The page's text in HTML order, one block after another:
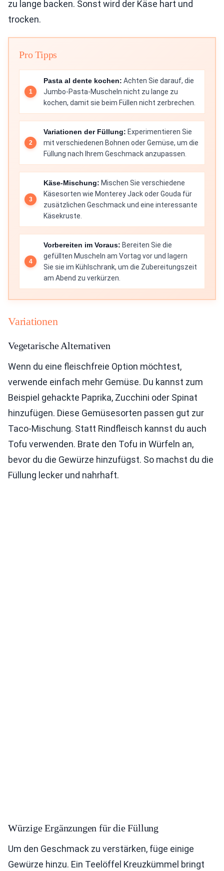
zu lange backen. Sonst wird der Käse hart und
trocken.
Pro Tipps
Pasta al dente kochen: Achten Sie darauf, die
Jumbo-Pasta-Muscheln nicht zu lange zu
kochen, damit sie beim Füllen nicht zerbrechen.
Variationen der Füllung: Experimentieren Sie
mit verschiedenen Bohnen oder Gemüse, um die
Füllung nach Ihrem Geschmack anzupassen.
Käse-Mischung: Mischen Sie verschiedene
Käsesorten wie Monterey Jack oder Gouda für
zusätzlichen Geschmack und eine interessante
Käsekruste.
Vorbereiten im Voraus: Bereiten Sie die
gefüllten Muscheln am Vortag vor und lagern
Sie sie im Kühlschrank, um die Zubereitungszeit
am Abend zu verkürzen.
Variationen
Vegetarische Alternativen
Wenn du eine fleischfreie Option möchtest,
verwende einfach mehr Gemüse. Du kannst zum
Beispiel gehackte Paprika, Zucchini oder Spinat
hinzufügen. Diese Gemüsesorten passen gut zur
Taco-Mischung. Statt Rindfleisch kannst du auch
Tofu verwenden. Brate den Tofu in Würfeln an,
bevor du die Gewürze hinzufügst. So machst du die
Füllung lecker und nahrhaft.
Würzige Ergänzungen für die Füllung
Um den Geschmack zu verstärken, füge einige
Gewürze hinzu. Ein Teelöffel Kreuzkümmel bringt